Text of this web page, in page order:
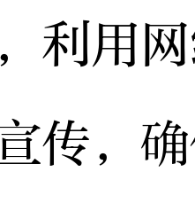
利用
传，